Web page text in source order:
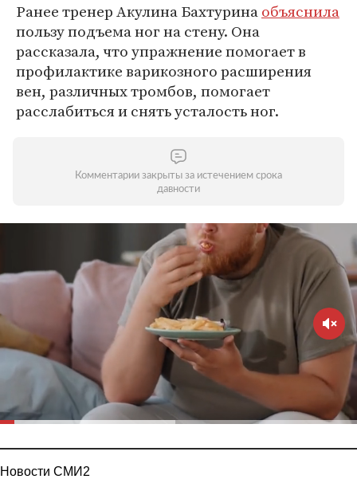
Ранее тренер Акулина Бахтуринаобъяснила
пользу подъема ног на стену. Она
рассказала, что упражнение помогает в
профилактике варикозного расширения
вен, различных тромбов, помогает
расслабиться и снять усталость ног.
Комментарии закрыты за истечением срока
давности
Новости СМИ2